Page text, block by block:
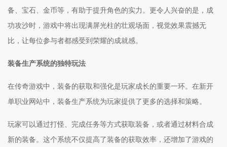
备、宝石、金币等，有助于提升角色的实力。更令人兴奋的是，成
功攻沙时，游戏中将出现满屏光柱的壮观场面，视觉效果震撼无
比，让每位参与者都感受到荣耀的成就感。
装备生产系统的独特玩法
在传奇游戏中，装备的获取和强化是玩家成长的重要一环。在新开
单职业网站中，装备生产系统为玩家提供了更多的选择和策略。
玩家可以通过打怪、完成任务等方式获取装备，或者通过材料合成
新的装备。这个系统不仅提高了装备的获取效率，还增加了游戏的